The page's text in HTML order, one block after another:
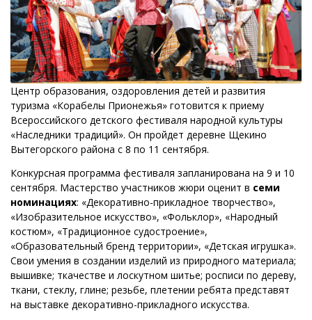
Центр образования, оздоровления детей и развития
туризма «Корабелы Прионежья» готовится к приему
Всероссийского детского фестиваля народной культуры
«Наследники традиций». Он пройдет деревне Щекино
Вытегорского района с 8 по 11 сентября.
Конкурсная программа фестиваля запланирована на 9 и 10
сентября. Мастерство участников жюри оценит в семи
номинациях: «Декоративно-прикладное творчество»,
«Изобразительное искусство», «Фольклор», «Народный
костюм», «Традиционное судостроение»,
«Образовательный бренд территории», «Детская игрушка».
Свои умения в создании изделий из природного материала;
вышивке; ткачестве и лоскутном шитье; росписи по дереву,
ткани, стеклу, глине; резьбе, плетении ребята представят
на выставке декоративно-прикладного искусства.